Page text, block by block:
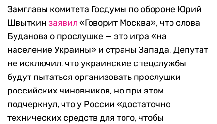
Замглавы комитета Госдумы по обороне Юрий
Швыткин заявил «Говорит Москва», что слова
Буданова о прослушке — это игра «на
население Украины» и страны Запада. Депутат
не исключил, что украинские спецслужбы
будут пытаться организовать прослушки
российских чиновников, но при этом
подчеркнул, что у России «достаточно
технических средств для того, чтобы